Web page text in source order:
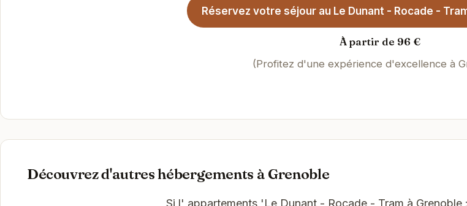
Réservez votre séjour au Le Dunant - Rocade -
À partir de 96 €
(Profitez d'une expérience d'excellence à
Découvrez d'autres hébergements à Grenoble
Si l' appartements 'Le Dunant - Rocade - Tram à